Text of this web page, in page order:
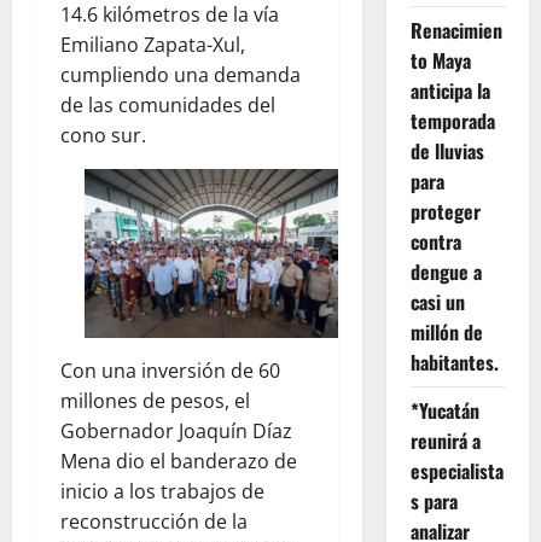
14.6 kilómetros de la vía
Emiliano Zapata-Xul,
cumpliendo una demanda
de las comunidades del
cono sur.
Con una inversión de 60
millones de pesos, el
Gobernador Joaquín Díaz
Mena dio el banderazo de
inicio a los trabajos de
reconstrucción de la
Renacimien
to Maya
anticipa la
temporada
de lluvias
para
proteger
contra
dengue a
casi un
millón de
habitantes.
*Yucatán
reunirá a
especialista
s para
analizar